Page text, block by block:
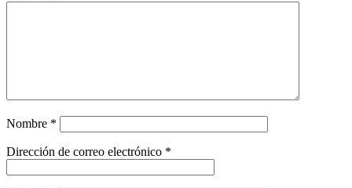
Nombre *
Dirección de correo electrónico *